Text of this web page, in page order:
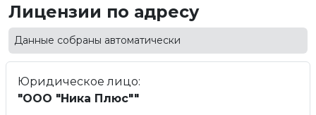
Лицензии по адресу
Данные собраны автоматически
Юридическое лицо:
"ООО "Ника Плюс""